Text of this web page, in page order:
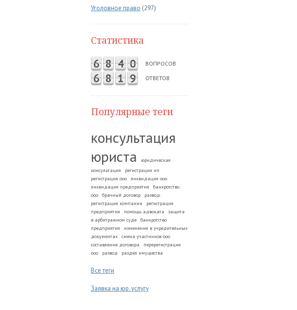
Уголовное право (297)
Статистика
6 8 4 0 ВОПРОСОВ
6 8 1 9 ОТВЕТОВ
Популярные теги
консультация
юриста
юридическая
консультация
регистрация ип
регистрация ооо
ликвидация ооо
ликвидация предприятия
банкротство
ооо
брачный договор
развод.
регистрация компании
регистрация
предприятия
помощь адвоката
защита
в арбитражном суде
банкротство
предприятия
изменения в учредительных
документах
смена участников ооо
составление договора
перерегистрация
ооо
развод раздел имущества
Все теги
Заявка на юр. услугу